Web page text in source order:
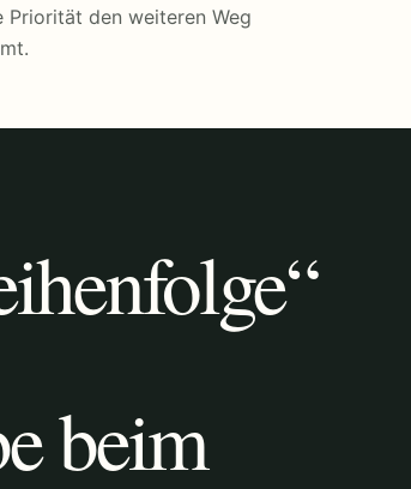
Priorität den weiteren Weg
beim